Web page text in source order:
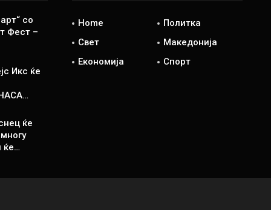
со
Фест –
Икс ќе
ќе
ќе…
Home
Политка
Свет
Македонија
Економија
Спорт